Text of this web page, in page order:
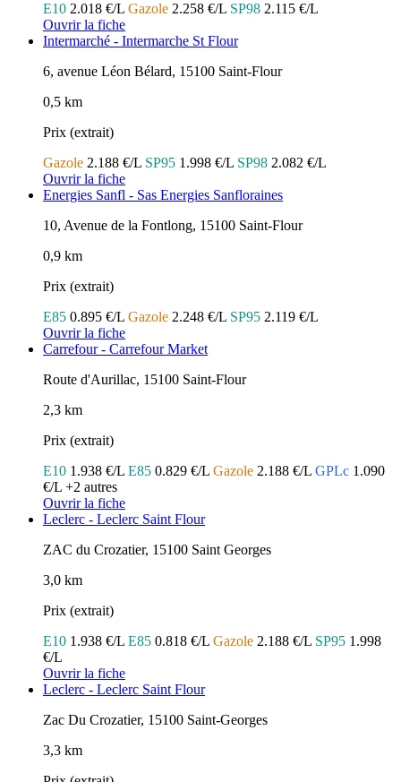
E10 2.018 €/L Gazole 2.258 €/L SP98 2.115 €/L
Ouvrir la fiche
Intermarché - Intermarche St Flour
6, avenue Léon Bélard, 15100 Saint-Flour
0,5 km
Prix (extrait)
Gazole 2.188 €/L SP95 1.998 €/L SP98 2.082 €/L
Ouvrir la fiche
Energies Sanfl - Sas Energies Sanfloraines
10, Avenue de la Fontlong, 15100 Saint-Flour
0,9 km
Prix (extrait)
E85 0.895 €/L Gazole 2.248 €/L SP95 2.119 €/L
Ouvrir la fiche
Carrefour - Carrefour Market
Route d'Aurillac, 15100 Saint-Flour
2,3 km
Prix (extrait)
E10 1.938 €/L E85 0.829 €/L Gazole 2.188 €/L GPLc 1.090
€/L +2 autres
Ouvrir la fiche
Leclerc - Leclerc Saint Flour
ZAC du Crozatier, 15100 Saint Georges
3,0 km
Prix (extrait)
E10 1.938 €/L E85 0.818 €/L Gazole 2.188 €/L SP95 1.998
€/L
Ouvrir la fiche
Leclerc - Leclerc Saint Flour
Zac Du Crozatier, 15100 Saint-Georges
3,3 km